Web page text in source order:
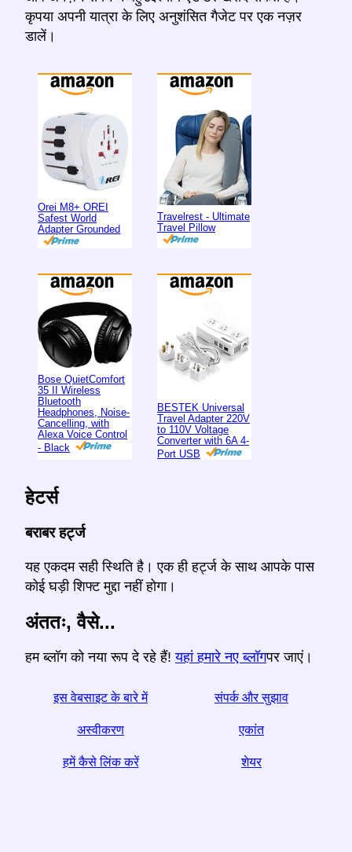
कृपया अपनी यात्रा के लिए अनुशंसित गैजेट पर एक नज़र
डालें।
Orei M8+ OREI
Safest World
Adapter Grounded
Travelrest - Ultimate
Travel Pillow
Bose QuietComfort
35 II Wireless
Bluetooth
Headphones, Noise-
Cancelling, with
Alexa Voice Control
- Black
BESTEK Universal
Travel Adapter 220V
to 110V Voltage
Converter with 6A 4-
Port USB
हेटर्स
बराबर हर्ट्ज
यह एकदम सही स्थिति है। एक ही हर्ट्ज के साथ आपके पास
कोई घड़ी शिफ्ट मुद्दा नहीं होगा।
अंततः, वैसे...
हम ब्लॉग को नया रूप दे रहे हैं!यहां हमारे नए ब्लॉगपर जाएं।
इस वेबसाइट के बारे में संपर्क और सुझाव
अस्वीकरण एकांत
हमें कैसे लिंक करें शेयर